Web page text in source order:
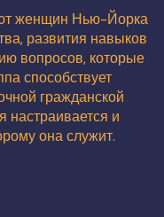
женщин Нью-Йорка
развития навыков
вопросов, которые
способствует
гражданской
настраивается и
она служит.